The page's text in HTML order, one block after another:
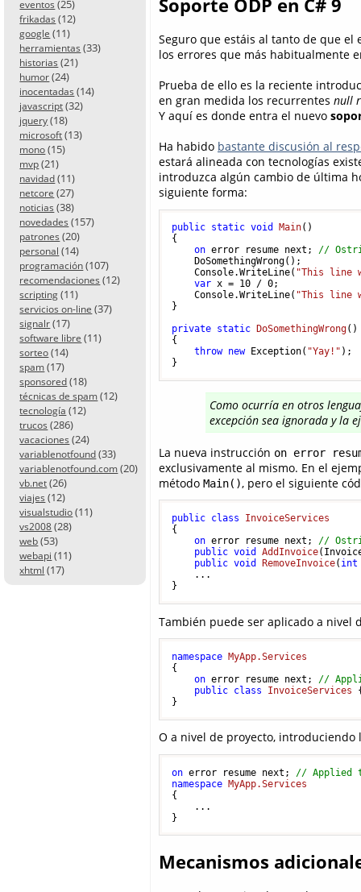
eventos (25)
frikadas (12)
google (11)
herramientas (33)
historias (21)
humor (24)
inocentadas (14)
javascript (32)
jquery (18)
microsoft (13)
mono (15)
mvp (21)
navidad (11)
netcore (27)
noticias (38)
novedades (157)
patrones (20)
personal (14)
programación (107)
recomendaciones (12)
scripting (11)
servicios on-line (37)
signalr (17)
software libre (11)
sorteo (14)
spam (17)
sponsored (18)
técnicas de spam (12)
tecnología (12)
trucos (286)
vacaciones (24)
variablenotfound (33)
variablenotfound.com (20)
vb.net (26)
viajes (12)
visualstudio (11)
vs2008 (28)
web (53)
webapi (11)
xhtml (17)
Soporte ODP en C# 9
Seguro que estáis al tanto de que
los errores que más habitualmente
Prueba de ello es la reciente
en gran medida los recurrentes null
Y aquí es donde entra el nuevo
Ha habido bastante discusión al
estará alineada con tecnologías
introduzca algún cambio de última
siguiente forma:
public static void Main()
{
on error resume next; //
    DoSomethingWrong();
    Console.WriteLine(
"This line
var x = 10 / 0;
    Console.WriteLine(
"This line
}
private static DoSomethingWrong()
{
throw new Exception( "Yay!" );
Como ocurría en otros
excepción sea ignorada y la
La nueva instrucción on error
exclusivamente al mismo. En el
método Main(), pero el siguiente
public class
InvoiceServices
{
on error resume next; //
public void AddInvoice(
public void RemoveInvoice( int
    ...
También puede ser aplicado a nivel
namespace MyApp.Services
{
on error resume next; //
public class InvoiceServices
O a nivel de proyecto,
on error resume next; // Applied
namespace MyApp.Services
{
    ...
Mecanismos